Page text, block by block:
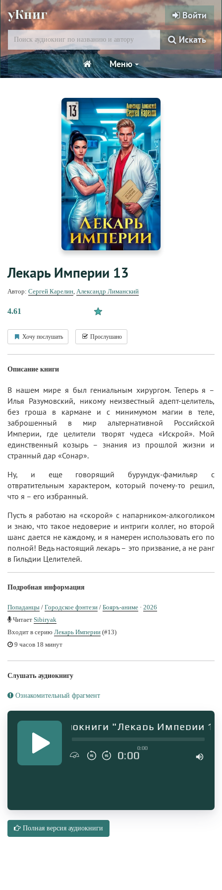
уКниг Войти
Искать
Меню
Лекарь Империи 13
Автор: Сергей Карелин Александр Лиманский
4.61
Хочу послушать Прослушано
Описание книги
В нашем мире я был гениальным хирургом. Теперь я –
Илья Разумовский, никому неизвестный адепт-целитель,
без гроша в кармане и с минимумом магии в теле,
заброшенный в мир альтернативной Российской
Империи, где целители творят чудеса «Искрой». Мой
единственный козырь – знания из прошлой жизни и
странный дар «Сонар».
Ну, и еще говорящий бурундук-фамильяр с
отвратительным характером, который почему-то решил,
что я – его избранный.
Пусть я работаю на «скорой» с напарником-алкоголиком
и знаю, что такое недоверие и интриги коллег, но второй
шанс дается не каждому, и я намерен использовать его по
полной! Ведь настоящий лекарь – это призвание, а не ранг
в Гильдии Целителей.
Подробная информация
Попаданцы / Городское фэнтези / Бояръ-аниме · 2026
Читает Sibiryak
Входит в серию Лекарь Империи (#13)
9 часов 18 минут
Слушать аудиокнигу
Ознакомительный фрагмент
аудиокниги "Лекарь Империи 13"
0:00
0:00
Полная версия аудиокниги